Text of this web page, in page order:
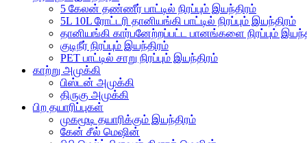
5 கேலன் தண்ணீர் பாட்டில் நிரப்பும் இயந்திரம்
5L 10L ரோட்டரி தானியங்கி பாட்டில் நிரப்பும் இயந்திரம்
தானியங்கி கார்பனேற்றப்பட்ட பானங்களை நிரப்பும்
குடிநீர் நிரப்பும் இயந்திரம்
PET பாட்டில் சாறு நிரப்பும் இயந்திரம்
காற்று அமுக்கி
பிஸ்டன் அமுக்கி
திருகு அமுக்கி
பிற தயாரிப்புகள்
முகமூடி தயாரிக்கும் இயந்திரம்
கேன் சீல் மெஷின்